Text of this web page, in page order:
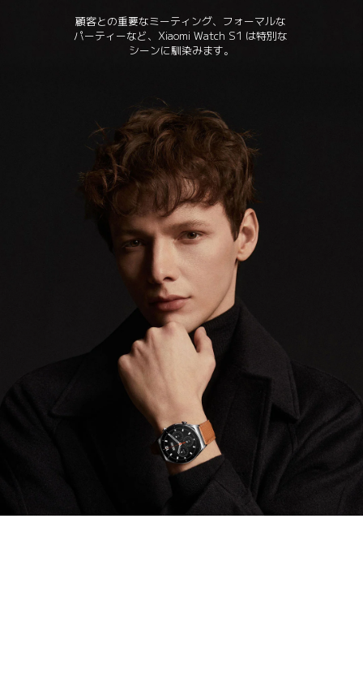
顧客との重要なミーティング、フォーマルな
パーティーなど、Xiaomi Watch S1 は特別な
シーンに馴染みます。